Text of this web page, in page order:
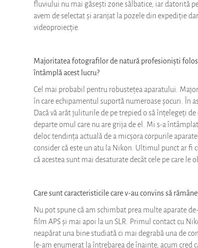
fluviului nu mai găsești zone sălbatice, iar datorită
avem de selectat și aranjat la pozele din expediție
videoproiecție.
Majoritatea fotografilor de natură profesioniști
întâmplă acest lucru?
Cel mai probabil pentru robustețea aparatului.
în care echipamentul suportă numeroase șocuri. În
Dacă vă arăt juliturile de pe trepied o să înțelegeți
departe omul care nu are grija de el. Mi s-a
deloc tendința actuală de a micșora corpurile
consider că este un atu la Nikon. Ultimul punct ar fi
că acestea sunt mai desaturate decât cele pe care le
Care sunt caracteristicile care v-au convins să
Nu pot spune că am schimbat prea multe aparate
film APS și mai apoi la un SLR. Primul contact cu
neapărat una bine studiată ci mai degrabă una de
le-am enumerat la întrebarea de înainte, acum cred